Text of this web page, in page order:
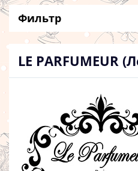
Фильтр
LE PARFUMEUR